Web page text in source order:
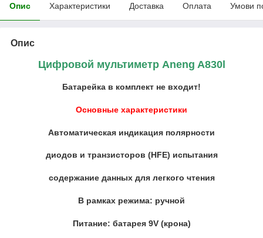
Опис Характеристики Доставка Оплата Умови
Опис
Цифровой мультиметр Aneng A830l
Батарейка в комплект не входит!
Основные характеристики
Автоматическая индикация полярности
диодов и транзисторов (HFE) испытания
содержание данных для легкого чтения
В рамках режима: ручной
Питание: батарея 9V (крона)